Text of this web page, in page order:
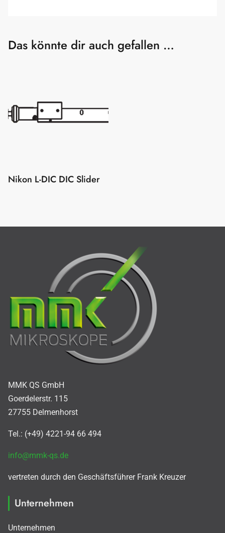
Das könnte dir auch gefallen …
Nikon L-DIC DIC Slider
MMK QS GmbH
Goerdelerstr. 115
27755 Delmenhorst
Tel.: (+49) 4221-94 66 494
info@mmk-qs.de
vertreten durch den Geschäftsführer Frank Kreuzer
Unternehmen
Unternehmen